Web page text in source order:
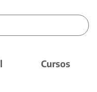
Cursos